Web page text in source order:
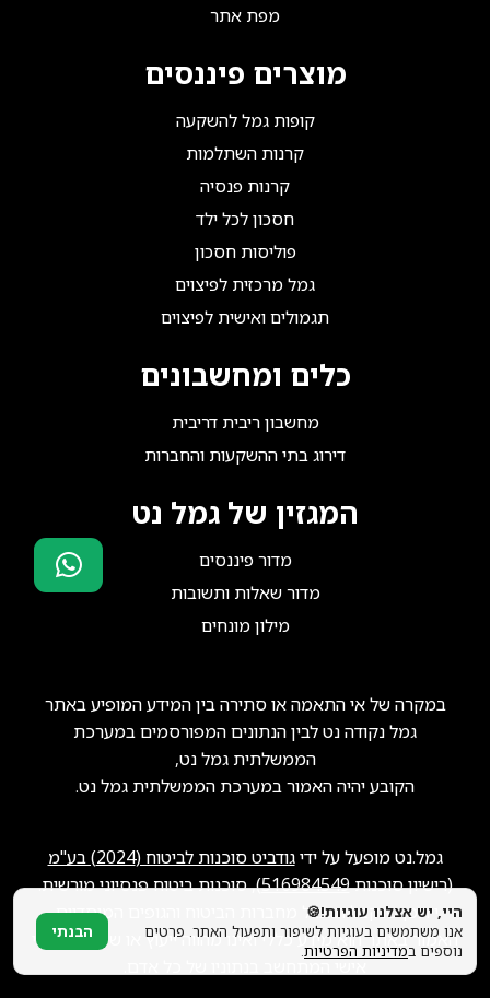
מפת אתר
מוצרים פיננסים
קופות גמל להשקעה
קרנות השתלמות
קרנות פנסיה
חסכון לכל ילד
פוליסות חסכון
גמל מרכזית לפיצוים
תגמולים ואישית לפיצוים
כלים ומחשבונים
מחשבון ריבית דריבית
דירוג בתי ההשקעות והחברות
המגזין של גמל נט
מדור פיננסים
מדור שאלות ותשובות
מילון מונחים
במקרה של אי התאמה או סתירה בין המידע המופיע באתר
גמל נקודה נט לבין הנתונים המפורסמים במערכת
הממשלתית גמל נט,
הקובע יהיה האמור במערכת הממשלתית גמל נט.
גמל.נט מופעל על ידיגודביט סוכנות לביטוח (2024) בע"מ
(רישיון סוכנות516984549), סוכנות ביטוח פנסיוני מורשית.
ייתכן שנקבל תגמול מחברות הביטוח והגופים המוסדיים.
האמור באתר הוא מידע כללי ואינו מהווה ייעוץ או שיווק פנסיוני
אישי המתחשב בנתוניו של כל אדם.
היי, יש אצלנו עוגיות!🍪
אנו משתמשים בעוגיות לשיפור ותפעול האתר. פרטים
נוספים במדיניות הפרטיות.
הבנתי